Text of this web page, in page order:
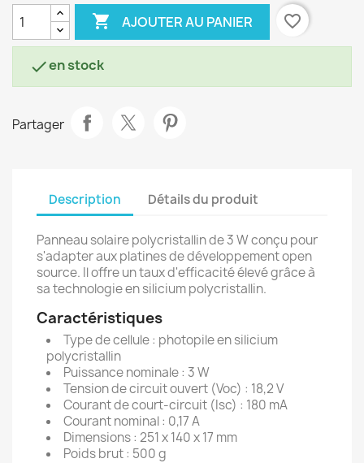
 AJOUTER AU PANIER favorite_border
en stock
Partager
Description Détails du produit
Panneau solaire polycristallin de 3 W conçu pour
s'adapter aux platines de développement open
source. Il offre un taux d'efficacité élevé grâce à
sa technologie en silicium polycristallin.
Caractéristiques
Type de cellule : photopile en silicium
polycristallin
Puissance nominale : 3 W
Tension de circuit ouvert (Voc) : 18,2 V
Courant de court-circuit (Isc) : 180 mA
Courant nominal : 0,17 A
Dimensions : 251 x 140 x 17 mm
Poids brut : 500 g